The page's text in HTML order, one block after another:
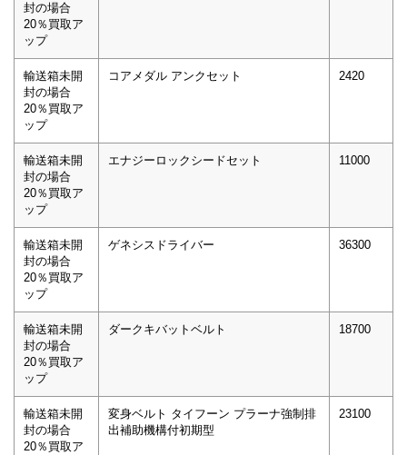
封の場合
20％買取ア
ップ
輸送箱未開
封の場合
20％買取ア
ップ
コアメダル アンクセット 2420
輸送箱未開
封の場合
20％買取ア
ップ
エナジーロックシードセット 11000
輸送箱未開
封の場合
20％買取ア
ップ
ゲネシスドライバー 36300
輸送箱未開
封の場合
20％買取ア
ップ
ダークキバットベルト 18700
輸送箱未開
封の場合
20％買取ア
変身ベルト タイフーン プラーナ強制排
出補助機構付初期型
23100